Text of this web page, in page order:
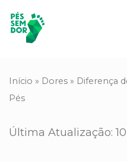
Início » Dores » Diferença
Pés
Última Atualização: